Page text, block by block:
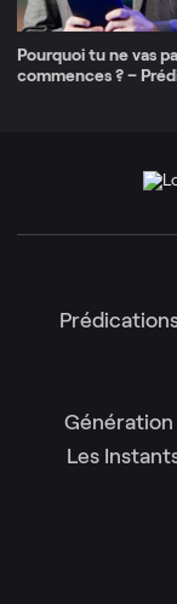
Pourquoi tu ne vas
commences ? –
Les